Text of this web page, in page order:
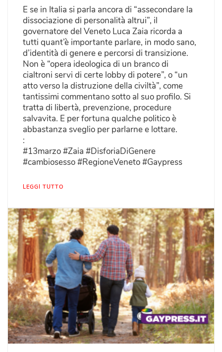
E se in Italia si parla ancora di “assecondare la
dissociazione di personalità altrui”, il
governatore del Veneto Luca Zaia ricorda a
tutti quant’è importante parlare, in modo sano,
d’identità di genere e percorsi di transizione.
Non è “opera ideologica di un branco di
cialtroni servi di certe lobby di potere”, o “un
atto verso la distruzione della civiltà”, come
tantissimi commentano sotto al suo profilo. Si
tratta di libertà, prevenzione, procedure
salvavita. E per fortuna qualche politico è
abbastanza sveglio per parlarne e lottare.
:
#13marzo #Zaia #DisforiaDiGenere
#cambiosesso #RegioneVeneto #Gaypress
LEGGI TUTTO